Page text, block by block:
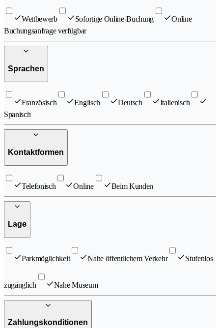
Wettbewerb Sofortige Online-Buchung
Online
Buchungsanfrage verfügbar
Sprachen
Französisch Englisch Deutsch
Italienisch
Spanisch
Kontaktformen
Telefonisch Online Beim Kunden
Lage
Parkmöglichkeit Nahe öffentlichem Verkehr Stufenlos
zugänglich Nahe Museum
Zahlungskonditionen